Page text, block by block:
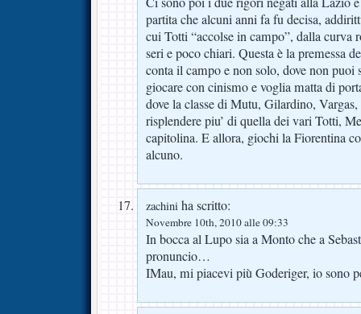
partita che alcuni anni fa fu decisa,
cui Totti “accolse in campo”, dalla curva
seri e poco chiari. Questa è la premessa
conta il campo e non solo, dove non puoi
giocare con cinismo e voglia matta di
dove la classe di Mutu, Gilardino,
risplendere piu’ di quella dei vari Totti,
capitolina. E allora, giochi la Fiorentina
alcuno.
zachini ha scritto:
Novembre 10th, 2010 alle 09:33
In bocca al Lupo sia a Monto che a
pronuncio…
IMau, mi piacevi più Goderiger, io sono